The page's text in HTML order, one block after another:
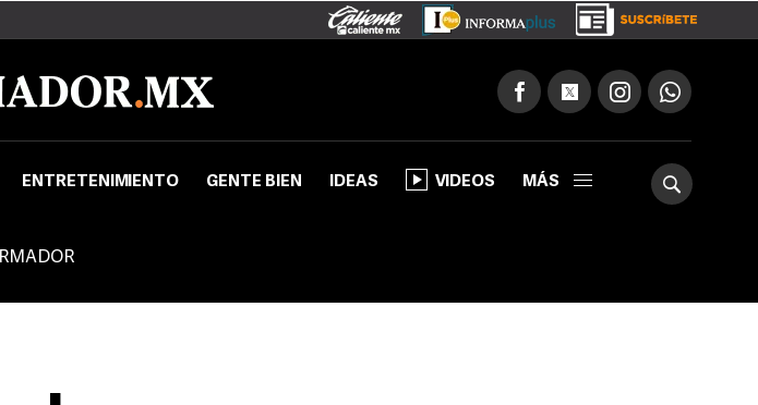
ENTRETENIMIENTO GENTE BIEN IDEAS VIDEOS MÁS